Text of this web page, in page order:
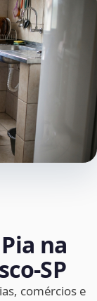
na
comércios e